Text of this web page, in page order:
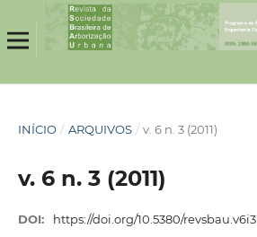
INÍCIO / ARQUIVOS / v. 6 n. 3 (2011)
v. 6 n. 3 (2011)
DOI: https://doi.org/10.5380/revsbau.v6i3